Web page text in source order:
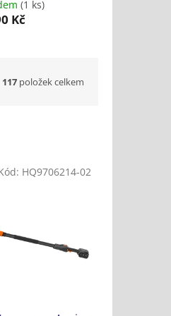
(1 ks)
Kč
117 položek celkem
HQ9706214-02